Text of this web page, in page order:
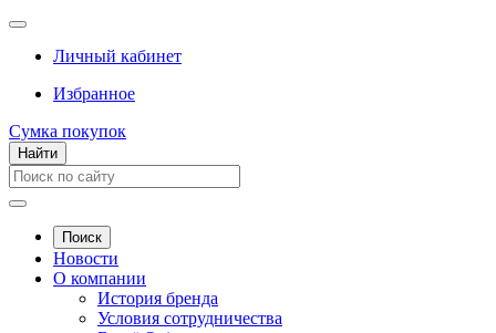
Личный кабинет
Избранное
Сумка покупок
Найти
Поиск
Новости
О компании
История бренда
Условия сотрудничества